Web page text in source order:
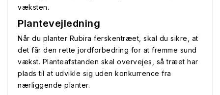
væksten.
Plantevejledning
Når du planter Rubira ferskentræet, skal du sikre, at
det får den rette jordforbedring for at fremme sund
vækst. Planteafstanden skal overvejes, så træet har
plads til at udvikle sig uden konkurrence fra
nærliggende planter.